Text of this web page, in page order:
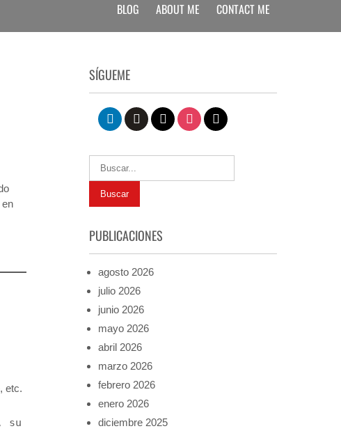
BLOG ABOUT ME CONTACT ME
en
etc.
su
SÍGUEME
linkedingithub x instagram
mail
PUBLICACIONES
agosto 2026
julio 2026
junio 2026
mayo 2026
abril 2026
marzo 2026
febrero 2026
enero 2026
diciembre 2025